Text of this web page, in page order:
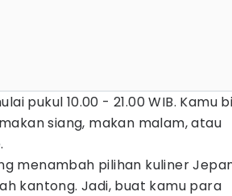
pukul 10.00 - 21.00 WIB. Kamu
siang, makan malam, atau
menambah pilihan kuliner
kantong. Jadi, buat kamu para